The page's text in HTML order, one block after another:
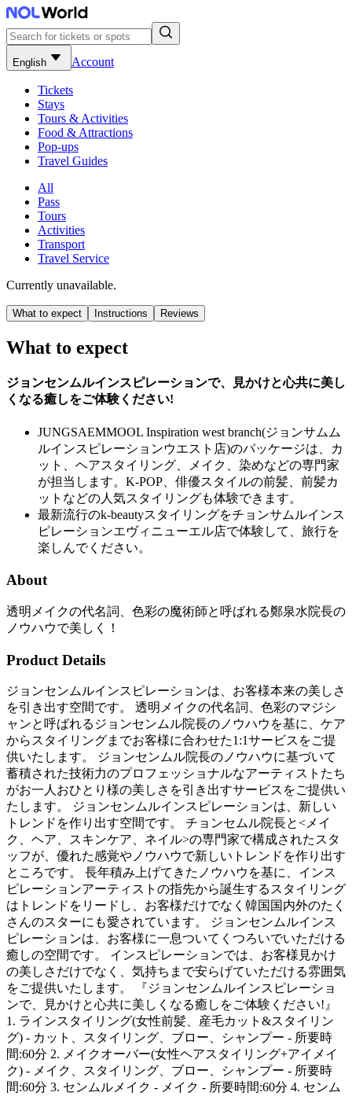
English Account
Tickets
Stays
Tours & Activities
Food & Attractions
Pop-ups
Travel Guides
All
Pass
Tours
Activities
Transport
Travel Service
Currently unavailable.
What to expect Instructions Reviews
What to expect
ジョンセンムルインスピレーションで、見かけと心共に美し
くなる癒しをご体験ください!
JUNGSAEMMOOL Inspiration west branch(ジョンサムム
ルインスピレーションウエスト店)のパッケージは、カ
ット、ヘアスタイリング、メイク、染めなどの専門家
が担当します。K-POP、俳優スタイルの前髪、前髪カ
ットなどの人気スタイリングも体験できます。
最新流行のk-beautyスタイリングをチョンサムルインス
ピレーションエヴィニューエル店で体験して、旅行を
楽しんでください。
About
透明メイクの代名詞、色彩の魔術師と呼ばれる鄭泉水院長の
ノウハウで美しく！
Product Details
ジョンセンムルインスピレーションは、お客様本来の美しさ
を引き出す空間です。 透明メイクの代名詞、色彩のマジシ
ャンと呼ばれるジョンセンムル院長のノウハウを基に、ケア
からスタイリングまでお客様に合わせた1:1サービスをご提
供いたします。 ジョンセンムル院長のノウハウに基づいて
蓄積された技術力のプロフェッショナルなアーティストたち
がお一人おひとり様の美しさを引き出すサービスをご提供い
たします。 ジョンセンムルインスピレーションは、新しい
トレンドを作り出す空間です。 チョンセムル院長と<メイ
ク、ヘア、スキンケア、ネイル>の専門家で構成されたスタ
ッフが、優れた感覚やノウハウで新しいトレンドを作り出す
ところです。 長年積み上げてきたノウハウを基に、インス
ピレーションアーティストの指先から誕生するスタイリング
はトレンドをリードし、お客様だけでなく韓国国内外のたく
さんのスターにも愛されています。 ジョンセンムルインス
ピレーションは、お客様に一息ついてくつろいでいただける
癒しの空間です。 インスピレーションでは、お客様見かけ
の美しさだけでなく、気持ちまで安らげていただける雰囲気
をご提供いたします。 『ジョンセンムルインスピレーショ
ンで、見かけと心共に美しくなる癒しをご体験ください!』
1. ラインスタイリング(女性前髪、産毛カット&スタイリン
グ) - カット、スタイリング、ブロー、シャンプー - 所要時
間:60分 2. メイクオーバー(女性ヘアスタイリング+アイメイ
ク) - メイク、スタイリング、ブロー、シャンプー - 所要時
間:60分 3. センムルメイク - メイク - 所要時間:60分 4. センム